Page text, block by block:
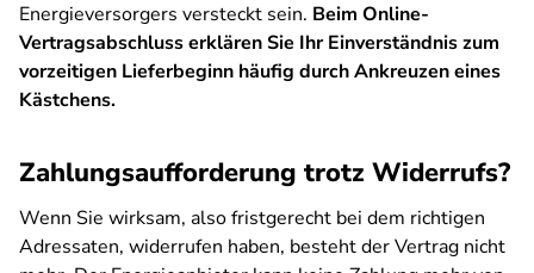
Energieversorgers versteckt sein. Beim Online-
Vertragsabschluss erklären Sie Ihr Einverständnis zum
vorzeitigen Lieferbeginn häufig durch Ankreuzen eines
Kästchens.
Zahlungsaufforderung trotz Widerrufs?
Wenn Sie wirksam, also fristgerecht bei dem richtigen
Adressaten, widerrufen haben, besteht der Vertrag nicht